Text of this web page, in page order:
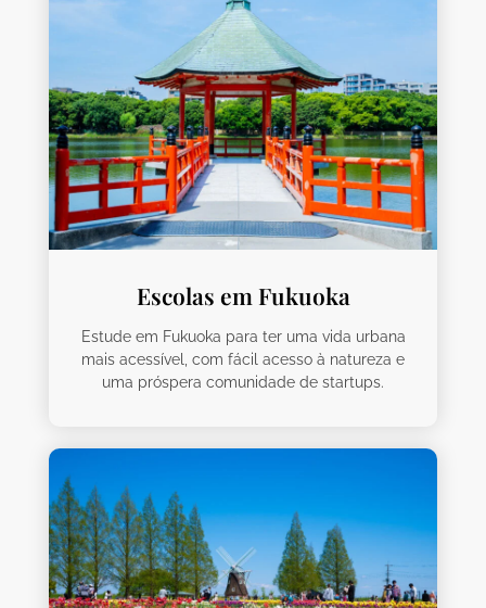
Escolas em Fukuoka
Estude em Fukuoka para ter uma vida urbana
mais acessível, com fácil acesso à natureza e
uma próspera comunidade de startups.